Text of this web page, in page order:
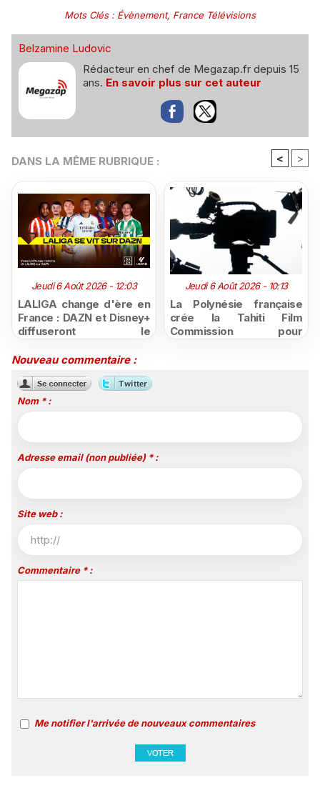
Mots Clés: Évènement, France Télévisions
Belzamine Ludovic
Rédacteur en chef de Megazap.fr depuis 15
ans. En savoir plus sur cet auteur
DANS LA MÊME RUBRIQUE : < >
Jeudi 6 Août 2026 - 12:03
LALIGA change d'ère en
France : DAZN et Disney+
diffuseront le
jusqu'en 2029, un revers
Jeudi 6 Août 2026 - 10:13
La Polynésie française
crée la Tahiti Film
Commission pour
Nouveau commentaire :
Nom * :
Adresse email (non publiée) * :
Site web :
Commentaire * :
Me notifier l'arrivée de nouveaux commentaires